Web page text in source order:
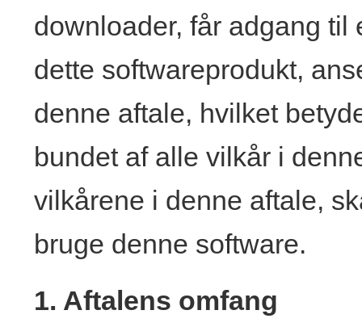
downloader, får adgang
dette softwareprodukt,
denne aftale, hvilket
bundet af alle vilkår i
vilkårene i denne aftale,
bruge denne software.
1. Aftalens omfang